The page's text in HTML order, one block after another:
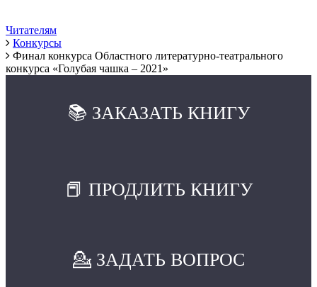
Читателям
Конкурсы
Финал конкурса Областного литературно-театрального
конкурса «Голубая чашка – 2021»
📚 ЗАКАЗАТЬ КНИГУ
📕 ПРОДЛИТЬ КНИГУ
💁 ЗАДАТЬ ВОПРОС